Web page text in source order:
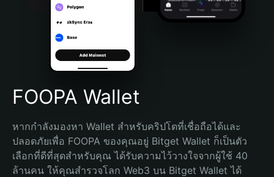
Português (Brasil)
Español (Argentina)
FOOPA Wallet
หากกำลังมองหา Wallet สำหรับคริปโตที่เชื่อถือได้และ
ปลอดภัยเพื่อ FOOPA ของคุณอยู่ Bitget Wallet ก็เป็นตัว
เลือกที่ดีที่สุดสำหรับคุณ ได้รับความไว้วางใจจากผู้ใช้ 40
ล้านคน ให้คุณสำรวจโลก Web3 บน Bitget Wallet ได้